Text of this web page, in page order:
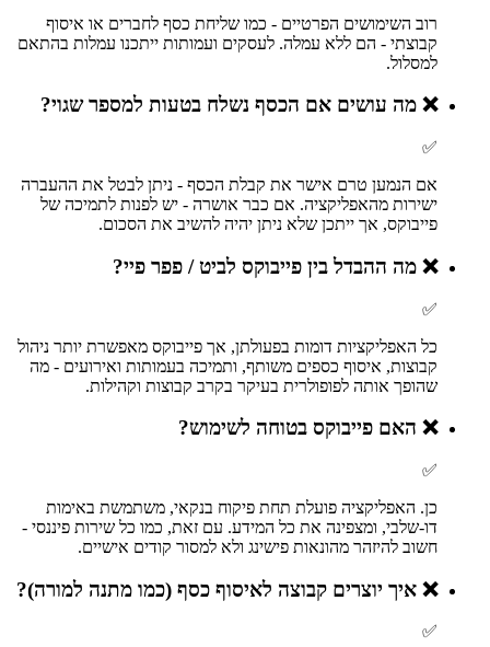
רוב השימושים הפרטיים - כמו שליחת כסף לחברים או איסוף
קבוצתי - הם ללא עמלה. לעסקים ועמותות ייתכנו עמלות בהתאם
למסלול.
❌ מה עושים אם הכסף נשלח בטעות למספר שגוי?
✅
אם הנמען טרם אישר את קבלת הכסף - ניתן לבטל את ההעברה
ישירות מהאפליקציה. אם כבר אושרה - יש לפנות לתמיכה של
פייבוקס, אך ייתכן שלא ניתן יהיה להשיב את הסכום.
❌ מה ההבדל בין פייבוקס לביט / פפר פיי?
✅
כל האפליקציות דומות בפעולתן, אך פייבוקס מאפשרת יותר ניהול
קבוצות, איסוף כספים משותף, ותמיכה בעמותות ואירועים - מה
שהופך אותה לפופולרית בעיקר בקרב קבוצות וקהילות.
❌ האם פייבוקס בטוחה לשימוש?
✅
כן. האפליקציה פועלת תחת פיקוח בנקאי, משתמשת באימות
דו-שלבי, ומצפינה את כל המידע. עם זאת, כמו כל שירות פיננסי -
חשוב להיזהר מהונאות פישינג ולא למסור קודים אישיים.
❌ איך יוצרים קבוצה לאיסוף כסף (כמו מתנה למורה)?
✅